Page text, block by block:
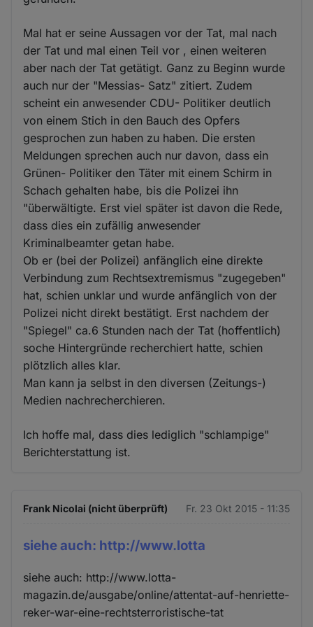
Mal hat er seine Aussagen vor der Tat, mal nach
der Tat und mal einen Teil vor , einen weiteren
aber nach der Tat getätigt. Ganz zu Beginn wurde
auch nur der "Messias- Satz" zitiert. Zudem
scheint ein anwesender CDU- Politiker deutlich
von einem Stich in den Bauch des Opfers
gesprochen zun haben zu haben. Die ersten
Meldungen sprechen auch nur davon, dass ein
Grünen- Politiker den Täter mit einem Schirm in
Schach gehalten habe, bis die Polizei ihn
"überwältigte. Erst viel später ist davon die Rede,
dass dies ein zufällig anwesender
Kriminalbeamter getan habe.
Ob er (bei der Polizei) anfänglich eine direkte
Verbindung zum Rechtsextremismus "zugegeben"
hat, schien unklar und wurde anfänglich von der
Polizei nicht direkt bestätigt. Erst nachdem der
"Spiegel" ca.6 Stunden nach der Tat (hoffentlich)
soche Hintergründe recherchiert hatte, schien
plötzlich alles klar.
Man kann ja selbst in den diversen (Zeitungs-)
Medien nachrecherchieren.
Ich hoffe mal, dass dies lediglich "schlampige"
Berichterstattung ist.
Frank Nicolai (nicht überprüft) Fr. 23 Okt 2015 - 11:35
siehe auch: http://www.lotta
siehe auch: http://www.lotta-
magazin.de/ausgabe/online/attentat-auf-henriette-
reker-war-eine-rechtsterroristische-tat